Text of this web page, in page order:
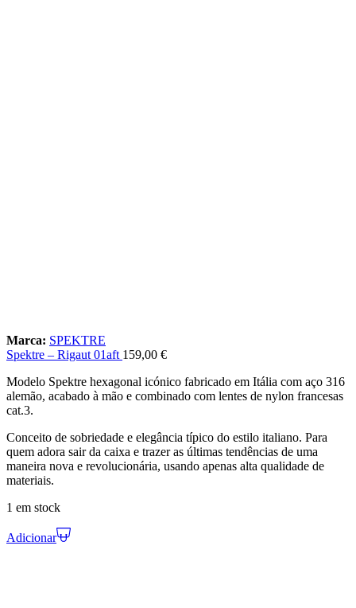
Marca: SPEKTRE
Spektre – Rigaut 01aft 159,00 €
Modelo Spektre hexagonal icónico fabricado em Itália com aço 316
alemão, acabado à mão e combinado com lentes de nylon francesas
cat.3.
Conceito de sobriedade e elegância típico do estilo italiano. Para
quem adora sair da caixa e trazer as últimas tendências de uma
maneira nova e revolucionária, usando apenas alta qualidade de
materiais.
1 em stock
Adicionar